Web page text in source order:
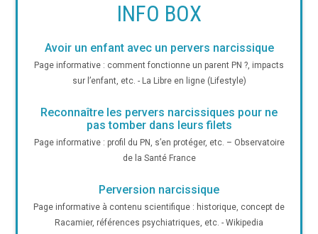
INFO BOX
Avoir un enfant avec un pervers narcissique
Page informative : comment fonctionne un parent PN ?, impacts
sur l’enfant, etc. - La Libre en ligne (Lifestyle)
Reconnaître les pervers narcissiques pour ne
pas tomber dans leurs filets
Page informative : profil du PN, s’en protéger, etc. – Observatoire
de la Santé France
Perversion narcissique
Page informative à contenu scientifique : historique, concept de
Racamier, références psychiatriques, etc. - Wikipedia